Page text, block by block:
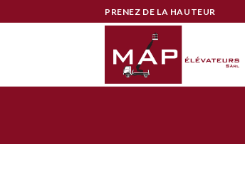
to
PRENEZ DE LA HAUTEUR